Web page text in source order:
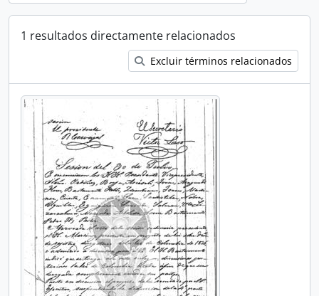
1 resultados directamente relacionados
Excluir términos relacionados